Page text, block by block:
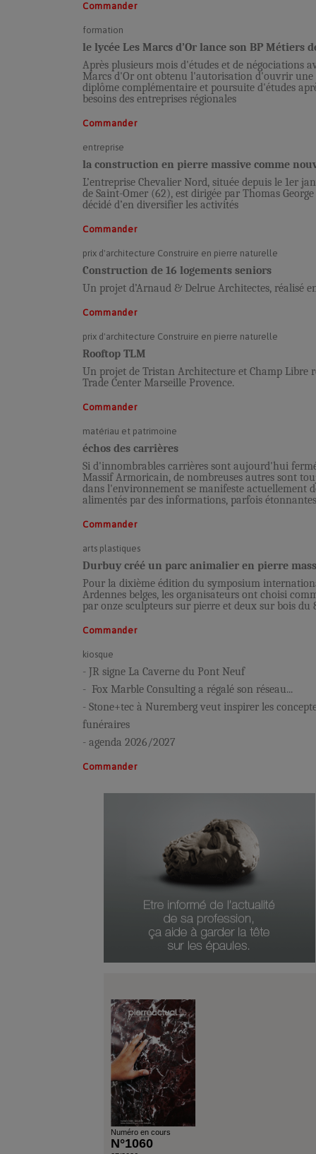
Commander
formation
le lycée Les Marcs d’Or lance son BP Métiers
Après plusieurs mois d'études et de négociations
Marcs d'Or ont obtenu l'autorisation d'ouvrir une
diplôme complémentaire et poursuite d'études
besoins des entreprises régionales
Commander
entreprise
la construction en pierre massive comme
L’entreprise Chevalier Nord, située depuis le 1er
de Saint-Omer (62), est dirigée par Thomas
décidé d’en diversifier les activités
Commander
prix d'architecture Construire en pierre naturelle
Construction de 16 logements seniors
Un projet d’Arnaud & Delrue Architectes, réalisé
Commander
prix d'architecture Construire en pierre naturelle
Rooftop TLM
Un projet de Tristan Architecture et Champ Libre
Trade Center Marseille Provence.
Commander
matériau et patrimoine
échos des carrières
Si d'innombrables carrières sont aujourd'hui
Massif Armoricain, de nombreuses autres sont
dans l'environnement se manifeste actuellement
alimentés par des informations, parfois
Commander
arts plastiques
Durbuy créé un parc animalier en pierre
Pour la dixième édition du symposium
Ardennes belges, les organisateurs ont choisi
par onze sculpteurs sur pierre et deux sur bois du
Commander
kiosque
- JR signe La Caverne du Pont Neuf
- Fox Marble Consulting a régalé son réseau...
- Stone+tec à Nuremberg veut inspirer les
funéraires
- agenda 2026/2027
Commander
Numéro en cours
N°1060